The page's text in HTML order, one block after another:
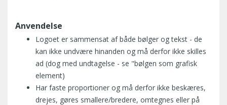
Anvendelse
Logoet er sammensat af både bølger og tekst - de
kan ikke undvære hinanden og må derfor ikke skilles
ad (dog med undtagelse - se "bølgen som grafisk
element)
Har faste proportioner og må derfor ikke beskæres,
drejes, gøres smallere/bredere, omtegnes eller på